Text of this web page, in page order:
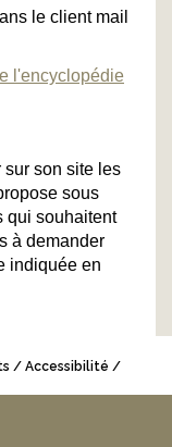
le client mail
l'encyclopédie
sur son site les
sous
qui souhaitent
à demander
indiquée en
Accessibilité